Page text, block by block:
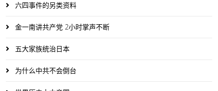
六四事件的另类资料
金一南讲共产党 2小时掌声不断
五大家族统治日本
为什么中共不会倒台